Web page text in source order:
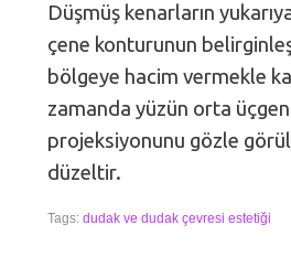
Düşmüş kenarların
çene konturunun
bölgeye hacim vermekle
zamanda yüzün orta
projeksiyonunu gözle
düzeltir.
Tags:dudak ve dudak çevresi estetiği